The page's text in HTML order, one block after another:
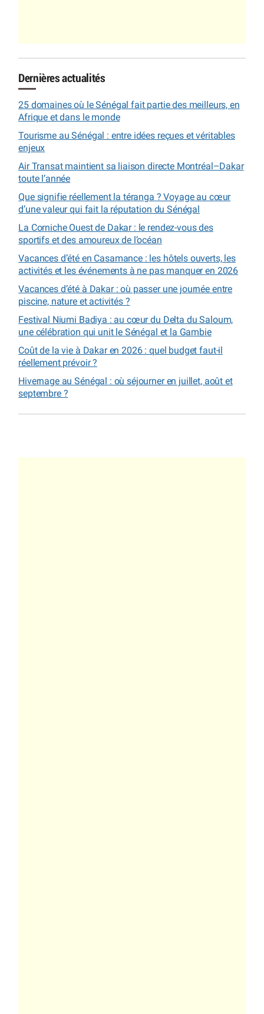
Dernières actualités
25 domaines où le Sénégal fait partie des meilleurs, en
Afrique et dans le monde
Tourisme au Sénégal : entre idées reçues et véritables
enjeux
Air Transat maintient sa liaison directe Montréal–Dakar
toute l’année
Que signifie réellement la téranga ? Voyage au cœur
d’une valeur qui fait la réputation du Sénégal
La Corniche Ouest de Dakar : le rendez-vous des
sportifs et des amoureux de l’océan
Vacances d’été en Casamance : les hôtels ouverts, les
activités et les événements à ne pas manquer en 2026
Vacances d’été à Dakar : où passer une journée entre
piscine, nature et activités ?
Festival Niumi Badiya : au cœur du Delta du Saloum,
une célébration qui unit le Sénégal et la Gambie
Coût de la vie à Dakar en 2026 : quel budget faut-il
réellement prévoir ?
Hivernage au Sénégal : où séjourner en juillet, août et
septembre ?